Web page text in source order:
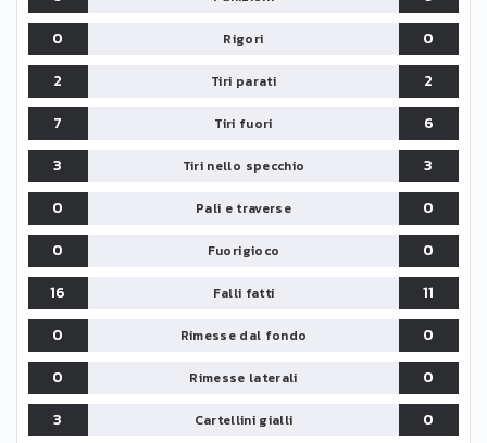
0
Rigori
0
2
Tiri parati
2
7
Tiri fuori
6
3
Tiri nello specchio
3
0
Pali e traverse
0
0
Fuorigioco
0
16
Falli fatti
11
0
Rimesse dal fondo
0
0
Rimesse laterali
0
3
Cartellini gialli
0